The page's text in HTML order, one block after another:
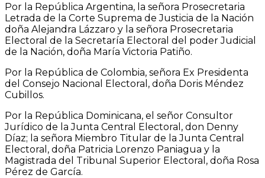
Por la República Argentina, la señora Prosecretaria
Letrada de la Corte Suprema de Justicia de la Nación
doña Alejandra Lázzaro y la señora Prosecretaria
Electoral de la Secretaría Electoral del poder Judicial
de la Nación, doña María Victoria Patiño.
Por la República de Colombia, señora Ex Presidenta
del Consejo Nacional Electoral, doña Doris Méndez
Cubillos.
Por la República Dominicana, el señor Consultor
Jurídico de la Junta Central Electoral, don Denny
Díaz; la señora Miembro Titular de la Junta Central
Electoral, doña Patricia Lorenzo Paniagua y la
Magistrada del Tribunal Superior Electoral, doña Rosa
Pérez de García.